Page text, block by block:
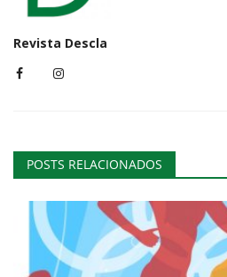
Revista Descla
POSTS RELACIONADOS